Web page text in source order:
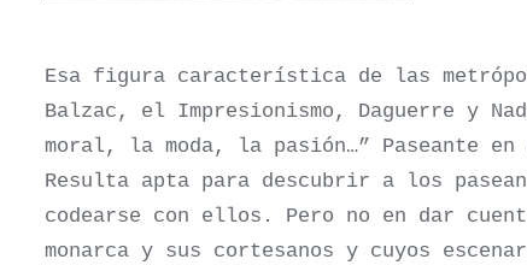
Esa figura característica de las
Balzac, el Impresionismo, Daguerre y
moral, la moda, la pasión…” Paseante
Resulta apta para descubrir a los
codearse con ellos. Pero no en dar
monarca y sus cortesanos y cuyos